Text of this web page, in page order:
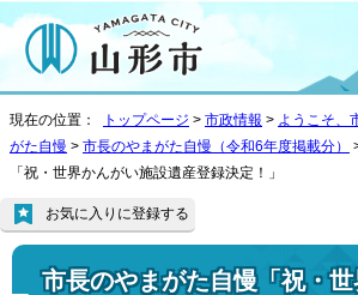
現在の位置： トップページ > 市政情報 > ようこそ、
がた自慢 > 市長のやまがた自慢（令和6年度掲載分）
「祝・世界かんがい施設遺産登録決定！」
市長のやまがた自慢「祝・
お気に入りに登録する